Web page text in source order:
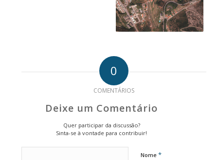
0
COMENTÁRIOS
Deixe um Comentário
Quer participar da discussão?
Sinta-se à vontade para contribuir!
Nome *